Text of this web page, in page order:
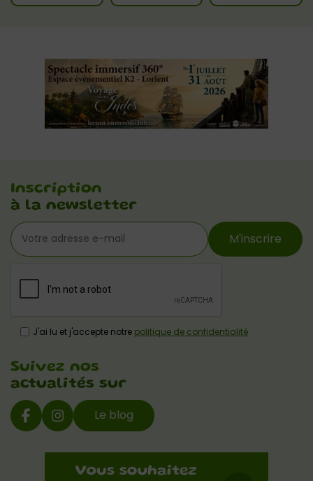
Inscription
à la newsletter
M'inscrire
J'ai lu et j'accepte notre politique de confidentialité
Suivez nos
actualités sur
Le blog